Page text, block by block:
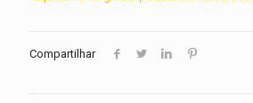
Compartilhar